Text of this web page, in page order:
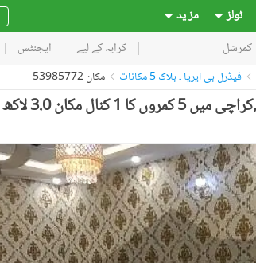
ٹولز مز ید
کمرشل کرایہ کے لیے ایجنٹس
فیڈرل بی ایریا ۔ بلاک 5 مکانات مکان 53985772